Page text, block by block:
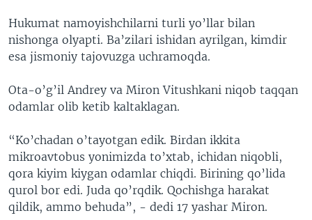
Hukumat namoyishchilarni turli yo’llar bilan
nishonga olyapti. Ba’zilari ishidan ayrilgan, kimdir
esa jismoniy tajovuzga uchramoqda.
Ota-o’g’il Andrey va Miron Vitushkani niqob taqqan
odamlar olib ketib kaltaklagan.
“Ko’chadan o’tayotgan edik. Birdan ikkita
mikroavtobus yonimizda to’xtab, ichidan niqobli,
qora kiyim kiygan odamlar chiqdi. Birining qo’lida
qurol bor edi. Juda qo’rqdik. Qochishga harakat
qildik, ammo behuda”, - dedi 17 yashar Miron.